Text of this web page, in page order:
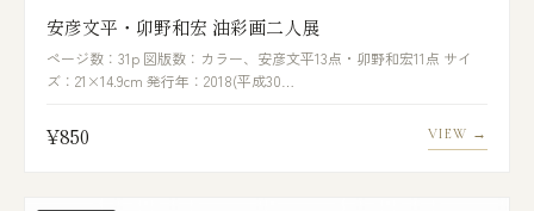
安彦文平・卯野和宏 油彩画二人展
ページ数：31p 図版数：カラー、安彦文平13点・卯野和宏11点 サイ
ズ：21×14.9cm 発行年：2018(平成30…
¥850 VIEW →